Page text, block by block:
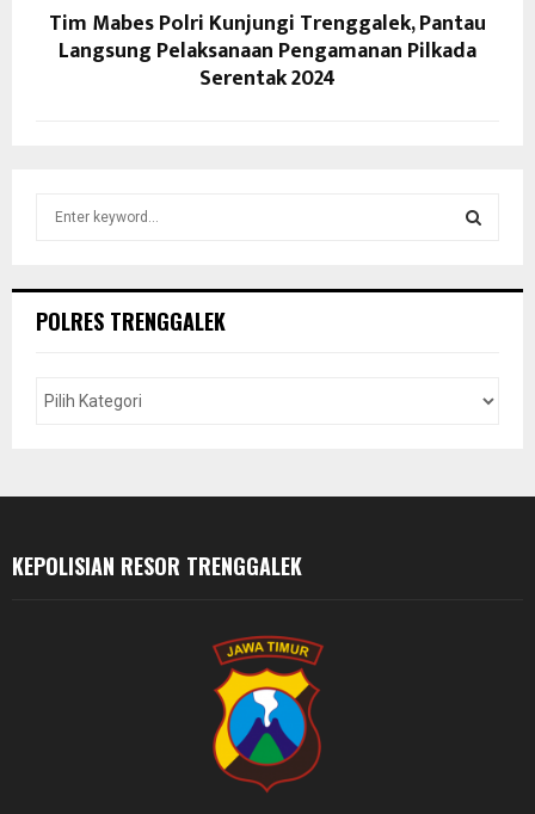
Tim Mabes Polri Kunjungi Trenggalek, Pantau
Langsung Pelaksanaan Pengamanan Pilkada
Serentak 2024
hPOLRES TRENGGALEK
KEPOLISIAN RESOR TRENGGALEK